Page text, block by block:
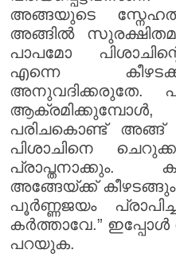
അങ്ങയുടെ
അങ്ങിൽ
പാപമോ
എന്നെ
അനുവദിക്കരുതേ.
ആക്രമിക്കുമ്പോൾ,
പരിചകൊണ്ട് അങ്ങ്
പിശാചിനെ
പ്രാപ്തനാക്കും.
അങ്ങേയ്ക്ക്
പൂർണ്ണജയം
കർത്താവേ.”
പറയുക.